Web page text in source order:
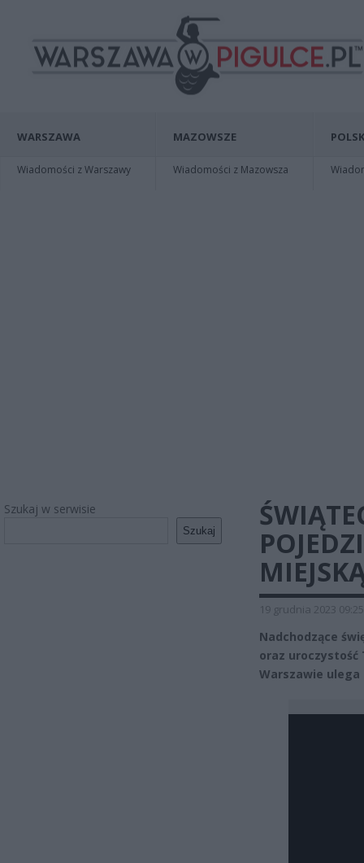
WARSZAWA
Wiadomości z Warszawy
MAZOWSZE
Wiadomości z Mazowsza
Szukaj w serwisie
Szukaj
19 grudnia 2023 09:25
Nadchodzące
oraz
Warszawie ulega